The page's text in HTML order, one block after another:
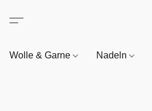
Wolle & Garne Nadeln